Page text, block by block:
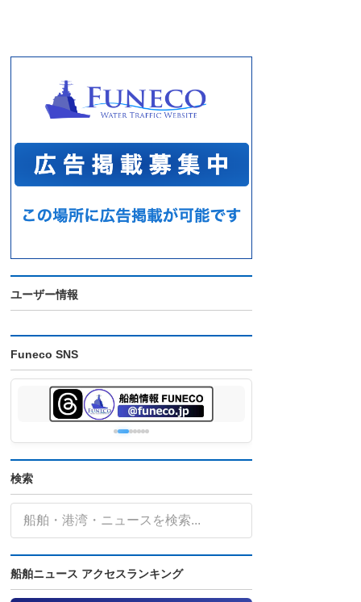
ユーザー情報
Funeco SNS
検索
船舶ニュース アクセスランキング